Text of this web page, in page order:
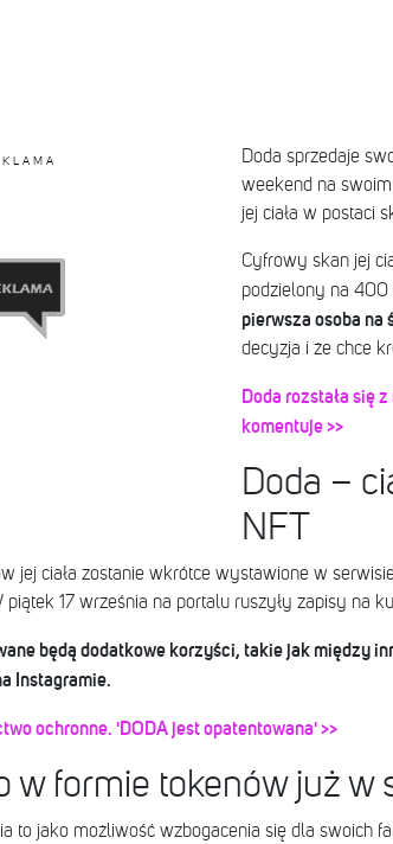
Doda sprzedaje
weekend na swoim
jej ciała w postaci
Cyfrowy skan jej
podzielony na 400
pierwsza osoba na
decyzja i że chce
Doda rozstała się
komentuje >>
Doda –
NFT
jej ciała zostanie wkrótce wystawione w
17 września na portalu ruszyły zapisy na
będą dodatkowe korzyści, takie jak między
Instagramie.
ochronne. 'DODA jest opatentowana'>>
w formie tokenów już w
to jako możliwość wzbogacenia się dla swoich